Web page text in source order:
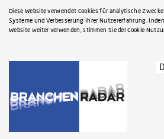
Diese Website verwendet Cookies für analytische
Systeme und Verbesserung Ihrer Nutzererfahrung.
Website weiter verwenden, stimmen Sie der Cookie